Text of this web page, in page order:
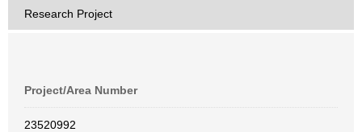
Research Project
Project/Area Number
23520992